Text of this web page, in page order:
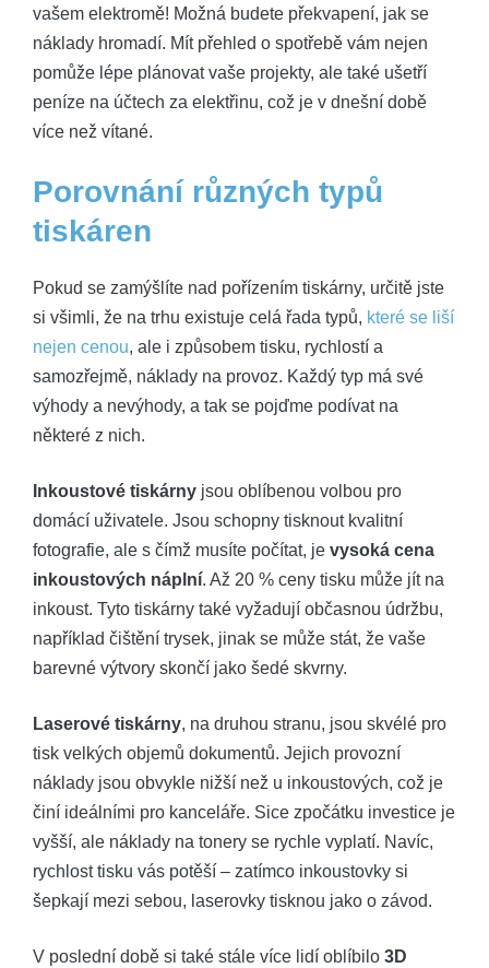
⁤vašem elektromě! Možná budete překvapení, jak⁢ se
náklady hromadí. Mít ⁢přehled o ‌spotřebě vám nejen
pomůže lépe plánovat vaše projekty, ale‍ také⁤ ušetří
peníze na účtech za elektřinu,⁢ což je v dnešní⁢ době
více než vítané.
Porovnání různých typů
tiskáren
Pokud se ​zamýšlíte ‍nad​ pořízením tiskárny, určitě jste
si ⁢všimli, že na trhu existuje celá řada typů, které se liší
nejen cenou, ale i ⁣způsobem⁣ tisku, rychlostí a⁣
samozřejmě, náklady na⁤ provoz. Každý⁤ typ má své
‌výhody a‌ nevýhody, a tak se‍ pojďme podívat ​na
některé z nich.
Inkoustové tiskárny jsou⁣ oblíbenou‌ volbou pro
domácí uživatele.⁤ Jsou schopny tisknout kvalitní
fotografie, ale s čímž musíte počítat, je vysoká cena
inkoustových náplní. Až 20 % ceny tisku může jít na
inkoust. Tyto​ tiskárny také vyžadují občasnou údržbu,⁣
například ⁢čištění trysek, jinak​ se může stát, že vaše
barevné výtvory skončí jako šedé skvrny.
Laserové tiskárny, na druhou ⁢stranu, ⁢jsou skvélé pro
tisk velkých objemů dokumentů. Jejich provozní⁣
náklady jsou obvykle nižší než u inkoustových, což je
činí ideálními pro kanceláře. Sice⁢ zpočátku investice je
vyšší,⁤ ale ‌náklady na⁣ tonery se rychle vyplatí. Navíc,
rychlost tisku vás potěší – zatímco inkoustovky ​si
šepkají mezi sebou, laserovky tisknou jako o závod.
V poslední době si‍ také stále více lidí oblíbilo 3D⁣